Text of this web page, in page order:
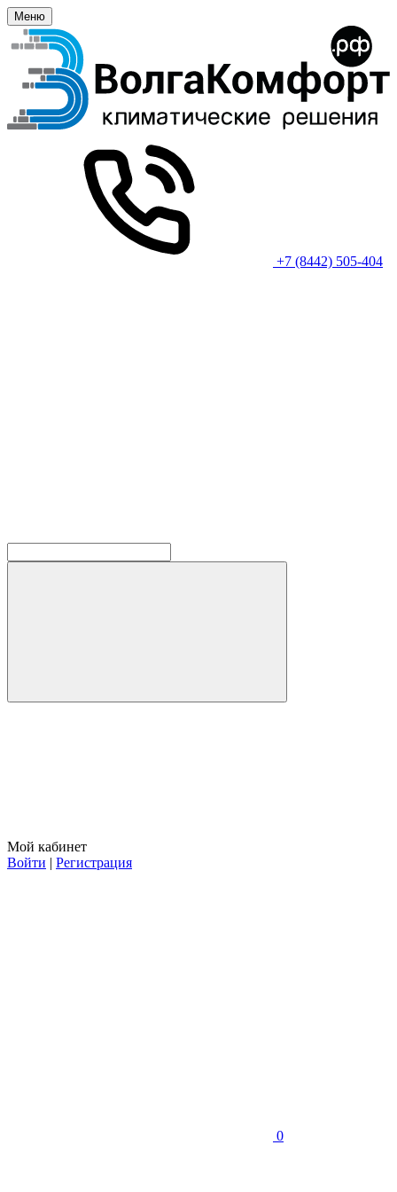
Меню
+7 (8442) 505-404
Мой кабинет
Войти | Регистрация
0